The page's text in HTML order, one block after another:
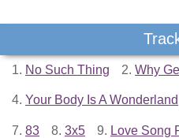
1. No Such Thing 2. Why
4. Your Body Is A Wonderland
7. 83 8. 3x5 9. Love Song